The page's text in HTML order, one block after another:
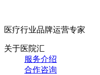
医疗行业品牌运营专家
关于医院汇
服务介绍
合作咨询